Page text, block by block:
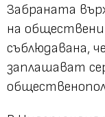
Забраната
на
съблюдавана,
заплашават